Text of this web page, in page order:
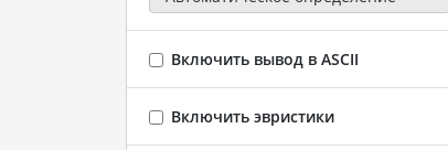
Включить вывод в ASCII
Включить эвристики